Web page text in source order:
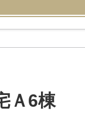
Ａ6棟